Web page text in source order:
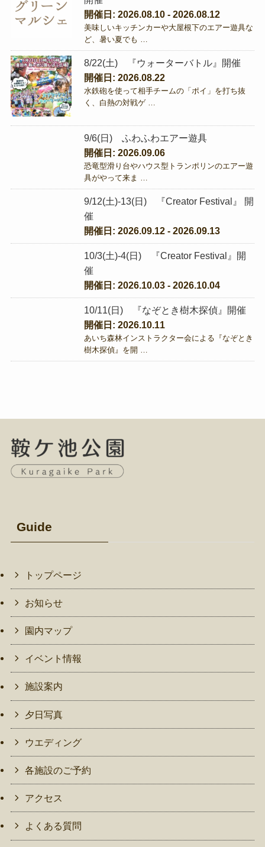
開催日: 2026.08.10 - 2026.08.12
美味しいキッチンカーや大屋根下のエアー遊具な
ど、暑い夏でも …
8/22(土) 『ウォーターバトル』開催
開催日: 2026.08.22
水鉄砲を使って相手チームの「ポイ」を打ち抜
く、白熱の対戦ゲ …
9/6(日) ふわふわエアー遊具
開催日: 2026.09.06
恐竜型滑り台やハウス型トランポリンのエアー遊
具がやって来ま …
9/12(土)-13(日) 『Creator Festival』 開
催
開催日: 2026.09.12 - 2026.09.13
10/3(土)-4(日) 『Creator Festival』開
催
開催日: 2026.10.03 - 2026.10.04
10/11(日) 『なぞとき樹木探偵』開催
開催日: 2026.10.11
あいち森林インストラクター会による『なぞとき
樹木探偵』を開 …
Guide
トップページ
お知らせ
園内マップ
イベント情報
施設案内
夕日写真
ウエディング
各施設のご予約
アクセス
よくある質問